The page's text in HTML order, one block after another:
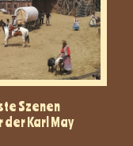
Szenen
Karl May